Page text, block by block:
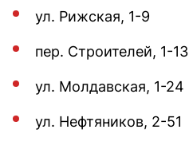
ул. Рижская, 1-9
пер. Строителей, 1-13
ул. Молдавская, 1-24
ул. Нефтяников, 2-51